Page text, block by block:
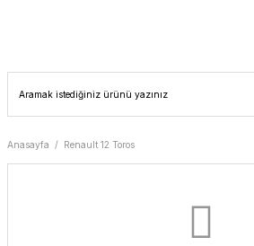
Anasayfa Renault 12 Toros